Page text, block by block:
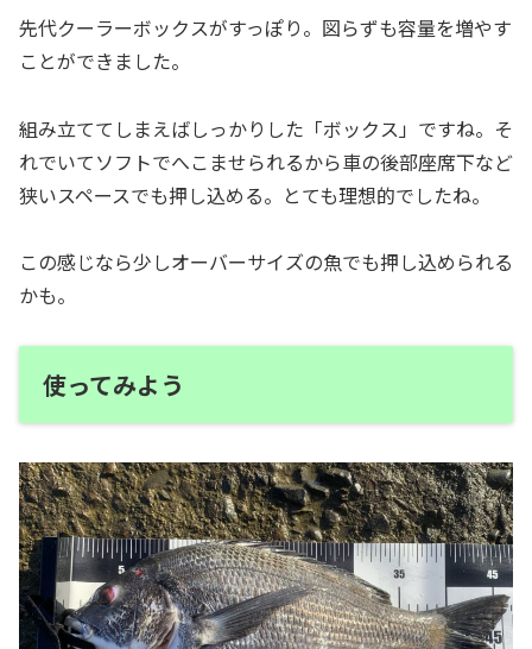
先代クーラーボックスがすっぽり。図らずも容量を増やす
ことができました。
組み立ててしまえばしっかりした「ボックス」ですね。そ
れでいてソフトでへこませられるから車の後部座席下など
狭いスペースでも押し込める。とても理想的でしたね。
この感じなら少しオーバーサイズの魚でも押し込められる
かも。
使ってみよう